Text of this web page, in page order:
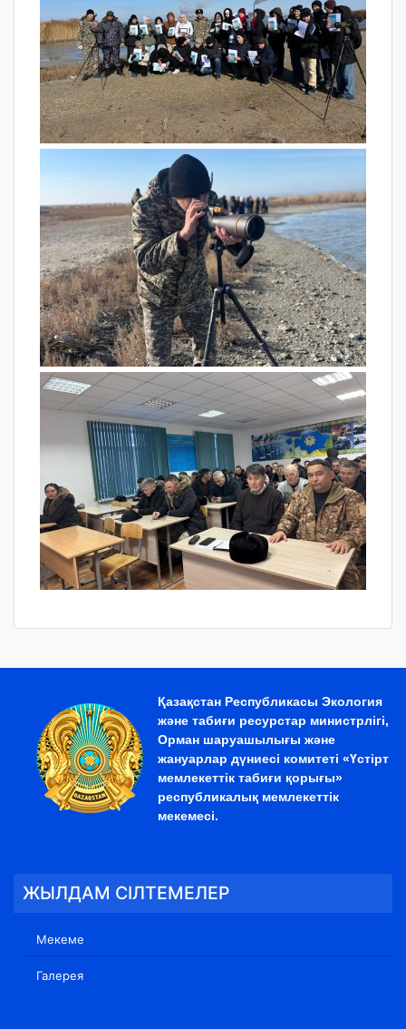
Қазақстан Республикасы Экология
және табиғи ресурстар министрлігі,
Орман шаруашылығы және
жануарлар дүниесі комитеті «Үстірт
мемлекеттік табиғи қорығы»
республикалық мемлекеттік
мекемесі.
ЖЫЛДАМ СІЛТЕМЕЛЕР
Мекеме
Галерея